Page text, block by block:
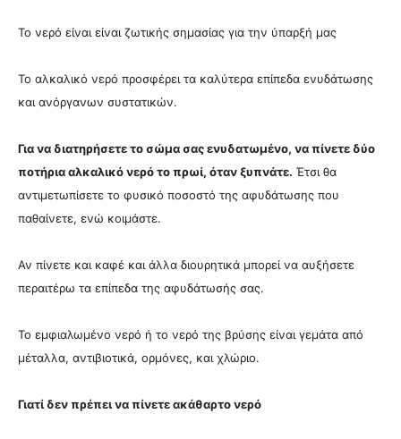
Το νερό είναι είναι ζωτικής σημασίας για την ύπαρξή μας
Το αλκαλικό νερό προσφέρει τα καλύτερα επίπεδα ενυδάτωσης
και ανόργανων συστατικών.
Για να διατηρήσετε το σώμα σας ενυδατωμένο, να πίνετε δύο
ποτήρια αλκαλικό νερό το πρωί, όταν ξυπνάτε. Έτσι θα
αντιμετωπίσετε το φυσικό ποσοστό της αφυδάτωσης που
παθαίνετε, ενώ κοιμάστε.
Αν πίνετε και καφέ και άλλα διουρητικά μπορεί να αυξήσετε
περαιτέρω τα επίπεδα της αφυδάτωσής σας.
Το εμφιαλωμένο νερό ή το νερό της βρύσης είναι γεμάτα από
μέταλλα, αντιβιοτικά, ορμόνες, και χλώριο.
Γιατί δεν πρέπει να πίνετε ακάθαρτο νερό